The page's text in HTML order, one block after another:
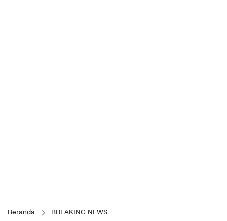
Beranda BREAKING NEWS